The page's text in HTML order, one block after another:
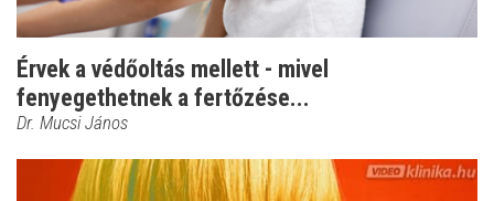
Érvek a védőoltás mellett - mivel
fenyegethetnek a fertőzése...
Dr. Mucsi János